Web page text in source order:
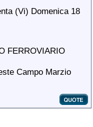
(Vi) Domenica 18
FERROVIARIO
Campo Marzio